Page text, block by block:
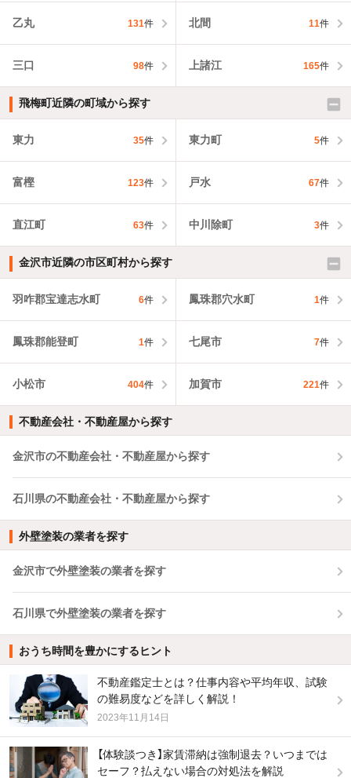
乙丸 131件 北間 11件
三口 98件 上諸江 165件
飛梅町近隣の町域から探す
東力 35件 東力町 5件
富樫 123件 戸水 67件
直江町 63件 中川除町 3件
金沢市近隣の市区町村から探す
羽咋郡宝達志水町 6件 鳳珠郡穴水町 1件
鳳珠郡能登町 1件 七尾市 7件
小松市 404件 加賀市 221件
不動産会社・不動産屋から探す
金沢市の不動産会社・不動産屋から探す
石川県の不動産会社・不動産屋から探す
外壁塗装の業者を探す
金沢市で外壁塗装の業者を探す
石川県で外壁塗装の業者を探す
おうち時間を豊かにするヒント
不動産鑑定士とは？仕事内容や平均年収、試験
の難易度などを詳しく解説！
2023年11月14日
【体験談つき】家賃滞納は強制退去？いつまでは
セーフ？払えない場合の対処法を解説